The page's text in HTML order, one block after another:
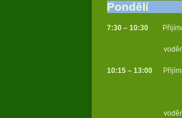
Pondělí
7:30 – 10:30
2.
vodění na
10:15 – 13:00
4.
vodění na